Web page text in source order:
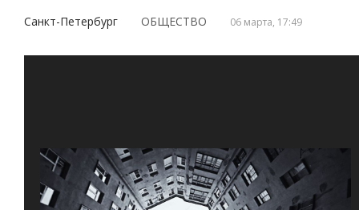
Санкт-Петербург ОБЩЕСТВО 06 марта, 17:49